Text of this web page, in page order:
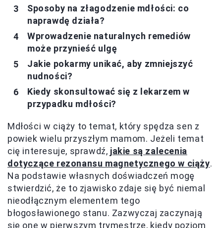
Sposoby na złagodzenie mdłości: co
naprawdę działa?
Wprowadzenie naturalnych remediów
może przynieść ulgę
Jakie pokarmy unikać, aby zmniejszyć
nudności?
Kiedy skonsultować się z lekarzem w
przypadku mdłości?
Mdłości w ciąży to temat, który spędza sen z
powiek wielu przyszłym mamom. Jeżeli temat
cię interesuje, sprawdź, jakie są zalecenia
dotyczące rezonansu magnetycznego w ciąży.
Na podstawie własnych doświadczeń mogę
stwierdzić, że to zjawisko zdaje się być niemal
nieodłącznym elementem tego
błogosławionego stanu. Zazwyczaj zaczynają
się one w pierwszym trymestrze, kiedy poziom